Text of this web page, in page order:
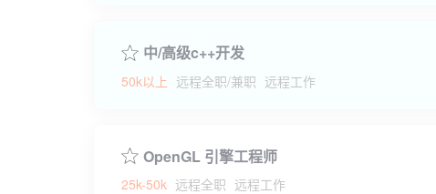
中/高级c++开发
50k以上 远程全职/兼职 远程工作
OpenGL 引擎工程师
25k-50k 远程全职 远程工作